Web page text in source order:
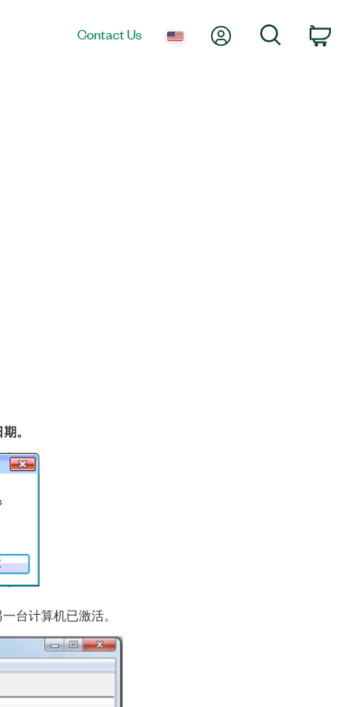
Contact Us My AccountSearch
。
一台计算机已激活。